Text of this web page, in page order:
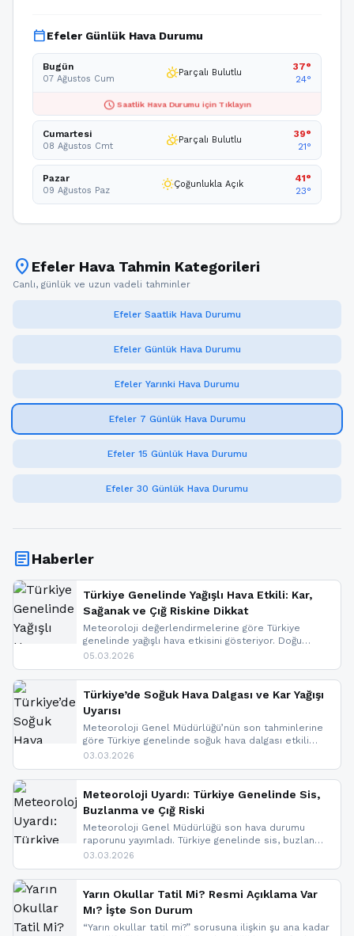
calendar_todayEfeler Günlük Hava Durumu
Bugün
07 Ağustos Cum partly_cloudy_dayParçalı Bulutlu
37°
24°
schedule Saatlik Hava Durumu için Tıklayın
Cumartesi
08 Ağustos Cmt partly_cloudy_dayParçalı Bulutlu
39°
21°
Pazar
09 Ağustos Paz wb_sunnyÇoğunlukla Açık
41°
23°
location_on Efeler Hava Tahmin Kategorileri
Canlı, günlük ve uzun vadeli tahminler
Efeler Saatlik Hava Durumu
Efeler Günlük Hava Durumu
Efeler Yarınki Hava Durumu
Efeler 7 Günlük Hava Durumu
Efeler 15 Günlük Hava Durumu
Efeler 30 Günlük Hava Durumu
articleHaberler
Türkiye Genelinde Yağışlı Hava Etkili: Kar,
Sağanak ve Çığ Riskine Dikkat
Meteoroloji değerlendirmelerine göre Türkiye
genelinde yağışlı hava etkisini gösteriyor. Doğu
bölgelerinde kar yağışı beklenirken Marmara ve
ise çığ tehlikesi bulunuyor. İç kesimlerde sis ve pus
nedeniyle görüş mesafesinde azalma
yaşanabileceği belirtiliyor.
05.03.2026
Türkiye’de Soğuk Hava Dalgası ve Kar Yağışı
Uyarısı
Meteoroloji Genel Müdürlüğü’nün son tahminlerine
göre Türkiye genelinde soğuk hava dalgası etkili
oluyor. Birçok il için kar yağışı ve buzlanma uyarısı
03.03.2026
Meteoroloji Uyardı: Türkiye Genelinde Sis,
Buzlanma ve Çığ Riski
Meteoroloji Genel Müdürlüğü son hava durumu
raporunu yayımladı. Türkiye genelinde sis, buzlanma
ve don beklenirken Doğu Anadolu ve Doğu
yapıldı. İşte son dakika meteoroloji gelişmeleri.
03.03.2026
Yarın Okullar Tatil Mi? Resmi Açıklama Var
Mı? İşte Son Durum
“Yarın okullar tatil mi?” sorusuna ilişkin şu ana kadar